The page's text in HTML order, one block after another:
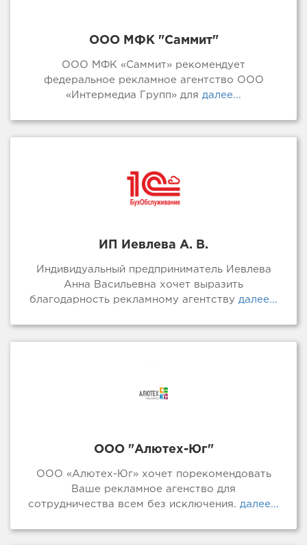
ООО МФК "Саммит"
ООО МФК «Саммит» рекомендует
федеральное рекламное агентство ООО
«Интермедиа Групп» для далее...
ИП Иевлева А. В.
Индивидуальный предприниматель Иевлева
Анна Васильевна хочет выразить
благодарность рекламному агентству далее...
ООО "Алютех-Юг"
ООО «Алютех-Юг» хочет порекомендовать
Ваше рекламное агенство для
сотрудничества всем без исключения. далее...